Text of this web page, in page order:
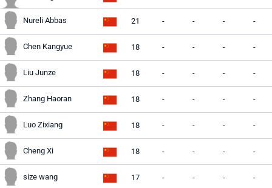
Nureli Abbas 21 - - - -
Chen Kangyue 18 - - - -
Liu Junze 18 - - - -
Zhang Haoran 18 - - - -
Luo Zixiang 18 - - - -
Cheng Xi 18 - - - -
size wang 17 - - - -